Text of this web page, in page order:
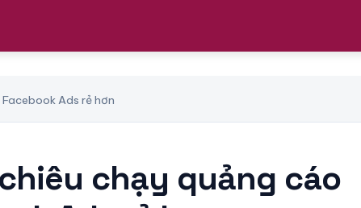
Ads rẻ hơn
chạy quảng cáo